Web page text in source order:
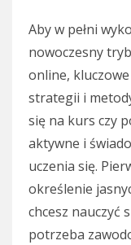
Aby w pełni
nowoczesny
online,
strategii i
się na kurs czy
aktywne i
uczenia się.
określenie
chcesz nauczyć
potrzeba